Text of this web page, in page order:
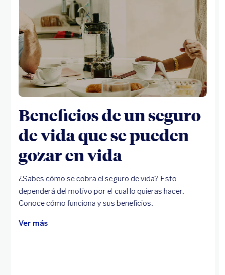
Beneficios de un seguro
de vida que se pueden
gozar en vida
¿Sabes cómo se cobra el seguro de vida? Esto
dependerá del motivo por el cual lo quieras hacer.
Conoce cómo funciona y sus beneficios.
Ver más